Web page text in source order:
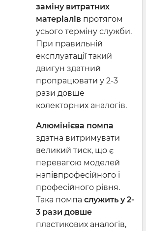
заміну витратних
матеріалів протягом
усього терміну служби.
При правильній
експлуатації такий
двигун здатний
пропрацювати у 2-3
рази довше
колекторних аналогів.
Алюмінієва помпа
здатна витримувати
великий тиск, що є
перевагою моделей
напівпрофесійного і
професійного рівня.
Така помпа служить у 2-
3 рази довше
пластикових аналогів,